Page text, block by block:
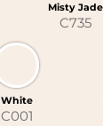
Misty Jade
C735
White
C001